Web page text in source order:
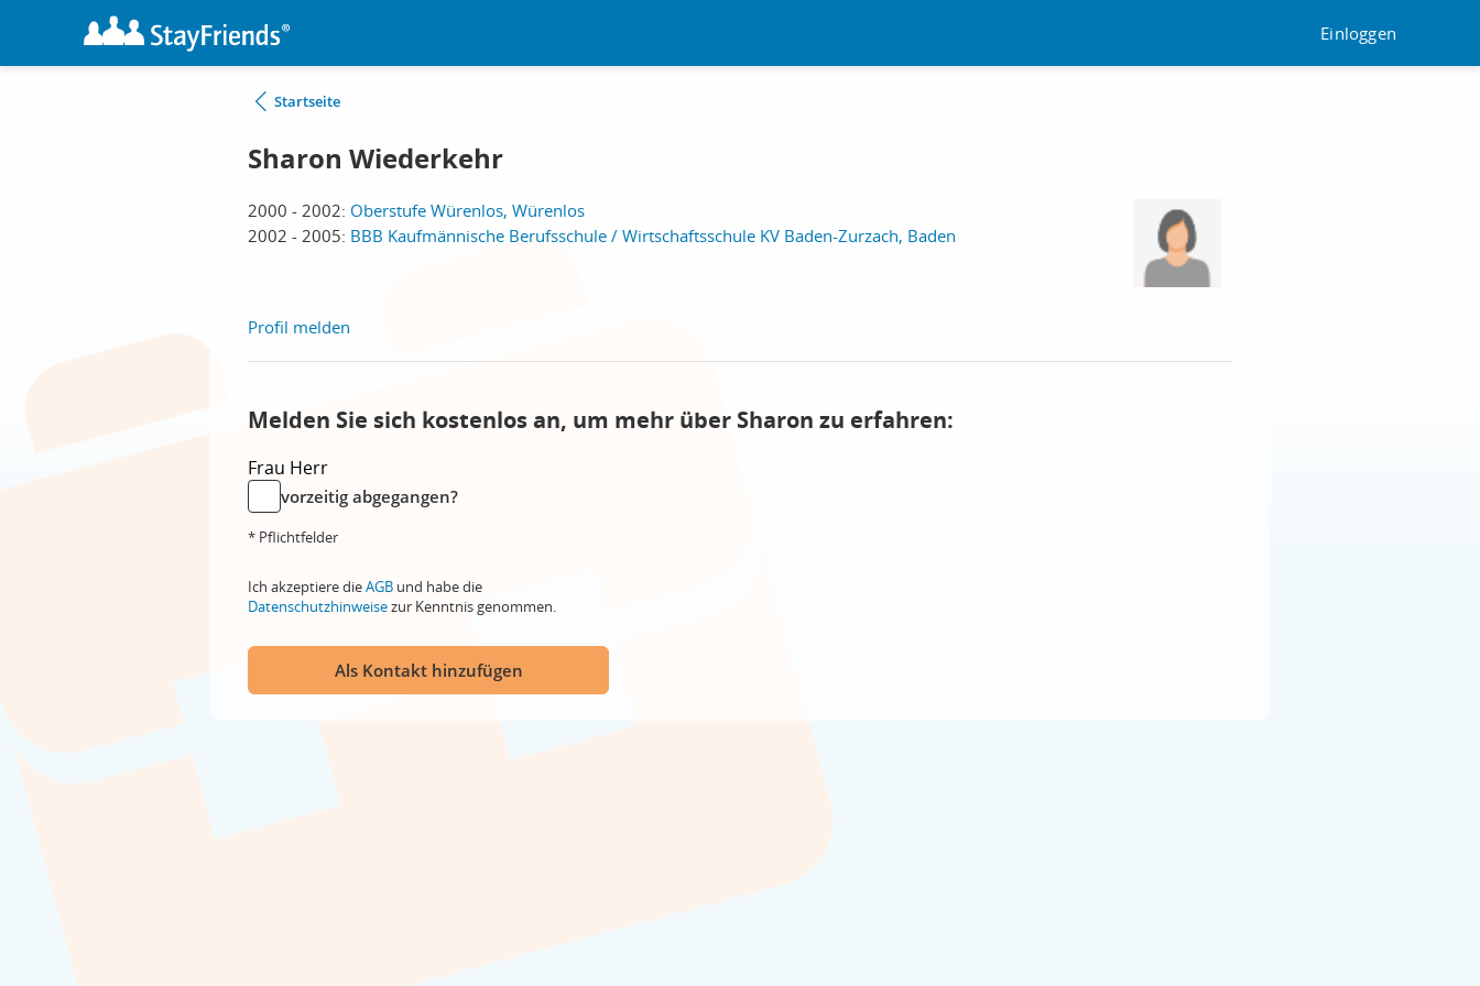
Einloggen
Startseite
Sharon Wiederkehr
2000 - 2002: Oberstufe Würenlos, Würenlos
2002 - 2005: BBB Kaufmännische Berufsschule / Wirtschaftsschule KV Baden-Zurzach, Baden
Profil melden
Melden Sie sich kostenlos an, um mehr über Sharon zu erfahren:
Frau Herr
vorzeitig abgegangen?
* Pflichtfelder
Ich akzeptiere dieAGB und habe die
Datenschutzhinweisezur Kenntnis genommen.
Als Kontakt hinzufügen